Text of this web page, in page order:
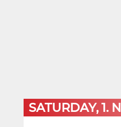
SATURDAY, 1.